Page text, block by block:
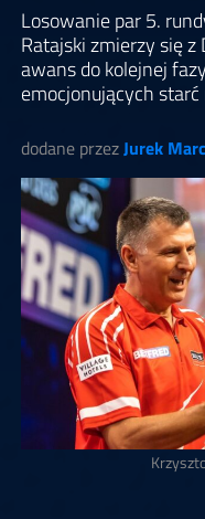
Losowanie par 5.
Ratajski zmierzy się
awans do kolejnej
emocjonujących
dodane przezJurek